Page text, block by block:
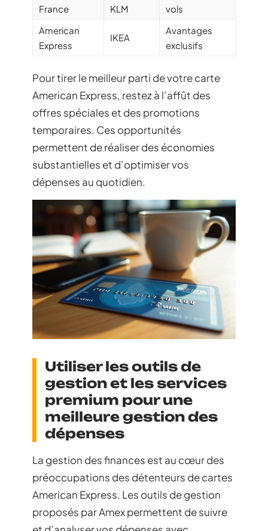
France
KLM
vols
American
Express
IKEA
Avantages
exclusifs
Pour tirer le meilleur parti de votre carte
American Express, restez à l’affût des
offres spéciales et des promotions
temporaires. Ces opportunités
permettent de réaliser des économies
substantielles et d’optimiser vos
dépenses au quotidien.
Utiliser les outils de
gestion et les services
premium pour une
meilleure gestion des
dépenses
La gestion des finances est au cœur des
préoccupations des détenteurs de cartes
American Express. Les outils de gestion
proposés par Amex permettent de suivre